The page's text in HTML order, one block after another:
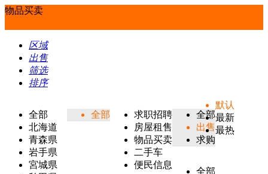
物品买卖
区域
出售
筛选
排序
全部
北海道
青森県
岩手県
宮城県
全部
求职招聘
房屋租售
物品买卖
二手车
便民信息
全部
出售
求购
全部
默认
最新
最热